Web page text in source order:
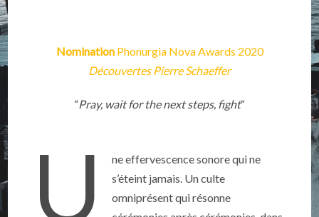
Nomination Phonurgia Nova Awards 2020
Découvertes Pierre Schaeffer
“Pray, wait for the next steps, fight“
U
ne effervescence sonore qui ne
s’éteint jamais. Un culte
omniprésent qui résonne